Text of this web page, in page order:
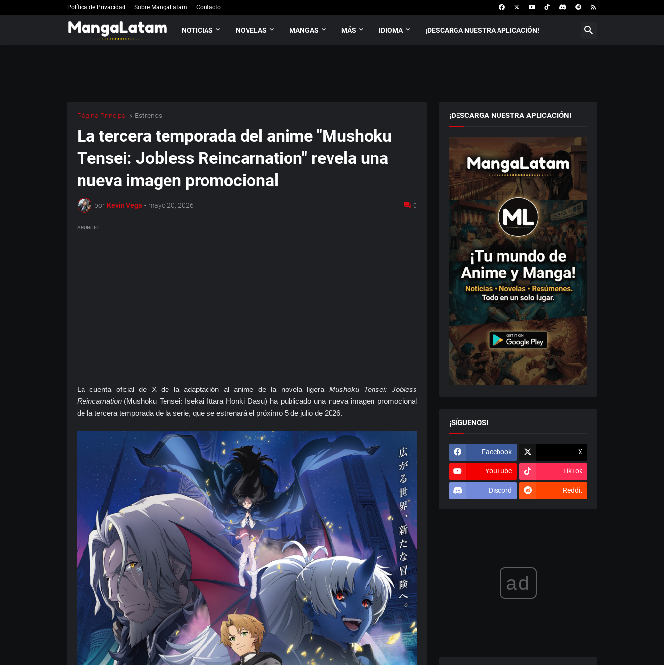
Política de Privacidad Sobre MangaLatam Contacto
NOTICIAS NOVELAS MANGAS MÁS IDIOMA ¡DESCARGA NUESTRA APLICACIÓN!
Página Principal Estrenos
La tercera temporada del anime "Mushoku
Tensei: Jobless Reincarnation" revela una
nueva imagen promocional
por Kevin Vega - mayo 20, 2026 0
ANUNCIO
La cuenta oficial de X de la adaptación al anime de la novela ligera Mushoku Tensei: Jobless
Reincarnation(Mushoku Tensei: Isekai Ittara Honki Dasu) ha publicado una nueva imagen promocional
de la tercera temporada de la serie, que se estrenará el próximo 5 de julio de 2026.
¡DESCARGA NUESTRA APLICACIÓN!
¡SÍGUENOS!
Facebook X
YouTube TikTok
Discord Reddit
ad